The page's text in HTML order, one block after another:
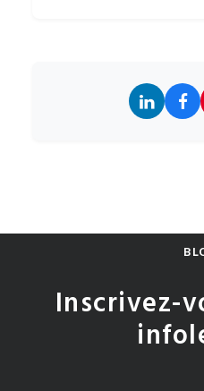
Inscrivez-